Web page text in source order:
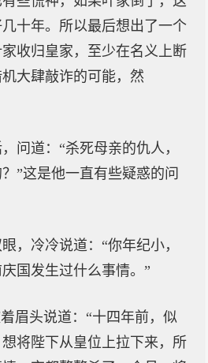
十年。所以最后想出了一个
收归皇家，至少在名义上断
大肆敲诈的可能，然
问道：“杀死母亲的仇人，
”这是他一直有些疑惑的问
，冷冷说道：“你年纪小，
国发生过什么事情。”
眉头说道：“十四年前，似
将陛下从皇位上拉下来，所